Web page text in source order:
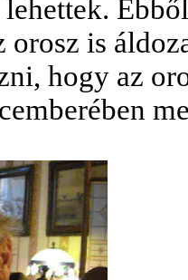
orosz is
hogy az